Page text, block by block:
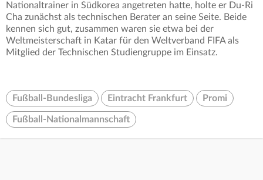
Nationaltrainer in Südkorea angetreten hatte, holte er Du-Ri
Cha zunächst als technischen Berater an seine Seite. Beide
kennen sich gut, zusammen waren sie etwa bei der
Weltmeisterschaft in Katar für den Weltverband FIFA als
Mitglied der Technischen Studiengruppe im Einsatz.
Fußball-Bundesliga Eintracht Frankfurt Promi
Fußball-Nationalmannschaft